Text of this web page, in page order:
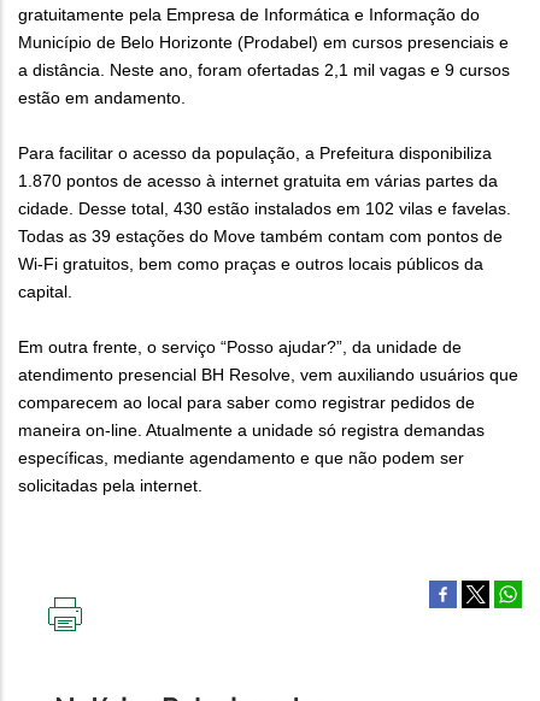
gratuitamente pela Empresa de Informática e Informação do
Município de Belo Horizonte (Prodabel) em cursos presenciais e
a distância. Neste ano, foram ofertadas 2,1 mil vagas e 9 cursos
estão em andamento.
Para facilitar o acesso da população, a Prefeitura disponibiliza
1.870 pontos de acesso à internet gratuita em várias partes da
cidade. Desse total, 430 estão instalados em 102 vilas e favelas.
Todas as 39 estações do Move também contam com pontos de
Wi-Fi gratuitos, bem como praças e outros locais públicos da
capital.
Em outra frente, o serviço “Posso ajudar?”, da unidade de
atendimento presencial BH Resolve, vem auxiliando usuários que
comparecem ao local para saber como registrar pedidos de
maneira on-line. Atualmente a unidade só registra demandas
específicas, mediante agendamento e que não podem ser
solicitadas pela internet.